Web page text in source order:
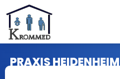
PRAXIS HEIDENHEIM